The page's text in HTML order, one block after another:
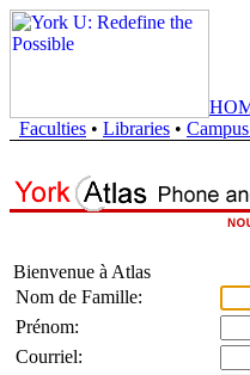
Faculties • Libraries •
Bienvenue à Atlas
Nom de Famille:
Prénom:
Courriel: